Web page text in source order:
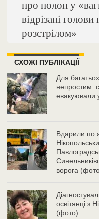
про полон у
відрізані
розстрілом»
СХОЖІ ПУБЛІКАЦІЇ
Для
непростим:
евакуювали
Вдарили по
ворога
освітянці з
(фото)